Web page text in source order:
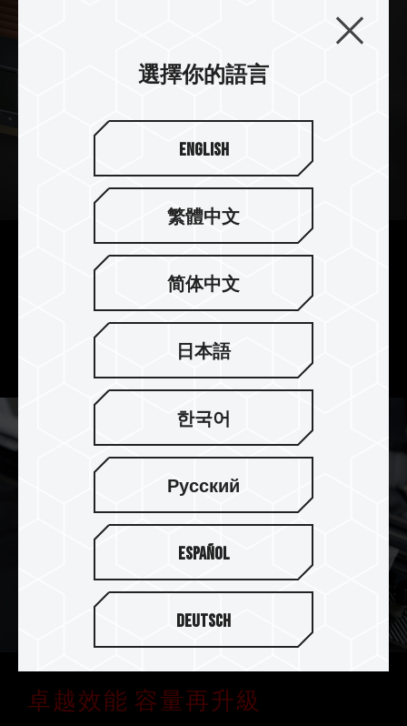
頂級超頻 10 層板
採用 10 層高效能優化 PCB 板提升效能與穩定度，
讓玩家體驗超頻快感及具高穩定性的超頻記憶體模
卓越效能 容量再升級
選擇你的語言
English
繁體中文
简体中文
日本語
한국어
Русский
Español
Deutsch